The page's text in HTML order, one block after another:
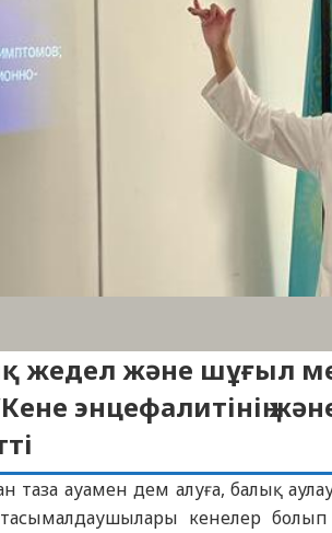
жедел және шұғыл
энцефалитінің және
таза ауамен дем алуға, балық
кенелер